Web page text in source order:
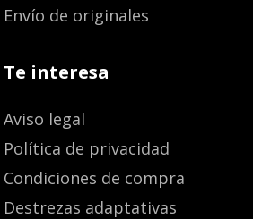
Envío de originales
Te interesa
Aviso legal
Política de privacidad
Condiciones de compra
Destrezas adaptativas